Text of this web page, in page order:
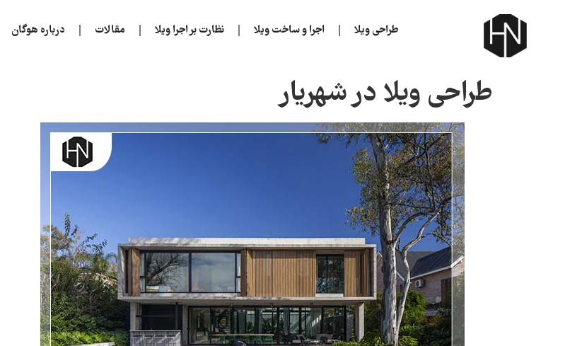
طراحی ویلا اجرا و ساخت ویلا نظارت بر اجرا ویلا مقالات درباره هوگان
طراحی ویلا در شهریار